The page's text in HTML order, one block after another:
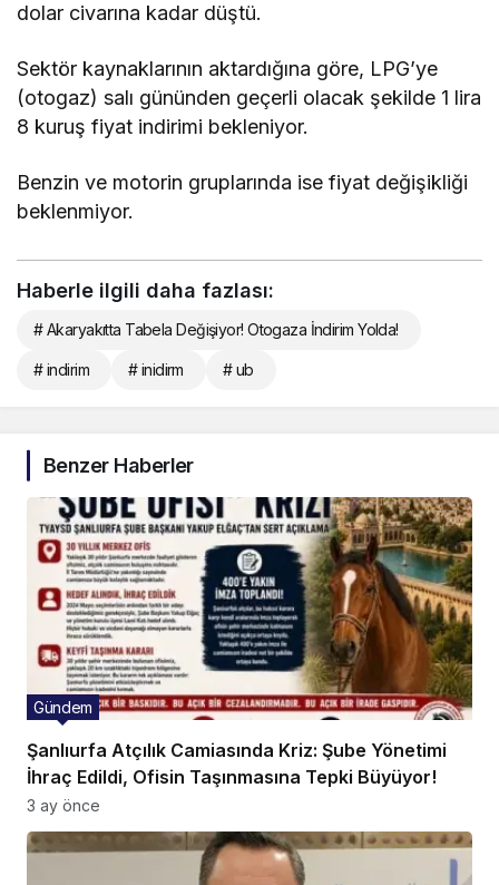
dolar civarına kadar düştü.
Sektör kaynaklarının aktardığına göre, LPG’ye
(otogaz) salı gününden geçerli olacak şekilde 1 lira
8 kuruş fiyat indirimi bekleniyor.
Benzin ve motorin gruplarında ise fiyat değişikliği
beklenmiyor.
Haberle ilgili daha fazlası:
# Akaryakıtta Tabela Değişiyor! Otogaza İndirim Yolda!
# indirim # inidirm # ub
Benzer Haberler
Şanlıurfa Atçılık Camiasında Kriz: Şube Yönetimi
İhraç Edildi, Ofisin Taşınmasına Tepki Büyüyor!
Gündem
3 ay önce